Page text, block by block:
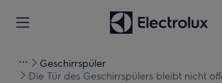
Geschirrspüler
Die Tür des Geschirrspülers bleibt nicht